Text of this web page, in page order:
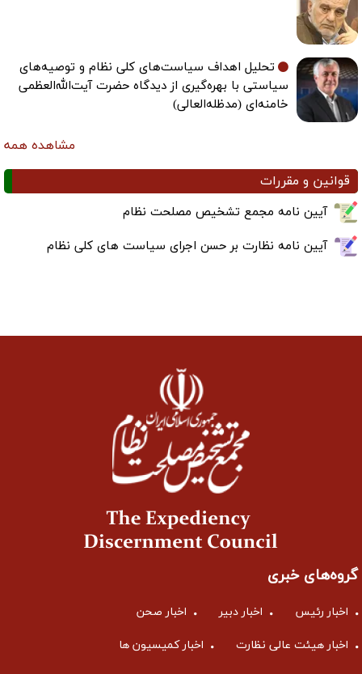
تحلیل اهداف سیاست‌های کلی نظام و توصیه‌های
سیاستی با بهره‌گیری از دیدگاه حضرت آیت‌الله‌العظمی
خامنه‌ای (مدظله‌العالی)
مشاهده همه
قوانین و مقررات
آیین نامه مجمع تشخیص مصلحت نظام
آیین نامه نظارت بر حسن اجرای سیاست های کلی نظام
گروه‌های خبری
اخبار رئیس اخبار دبیر اخبار صحن
اخبار هیئت عالی نظارت اخبار کمیسیون ها